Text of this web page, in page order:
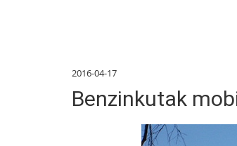
2016-04-17
Benzinkutak